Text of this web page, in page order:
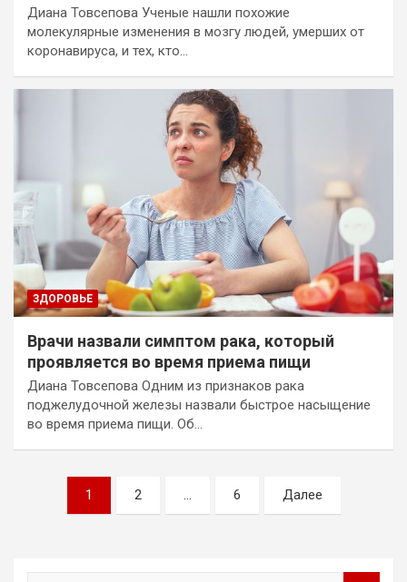
Диана Товсепова Ученые нашли похожие
молекулярные изменения в мозгу людей, умерших от
коронавируса, и тех, кто…
ЗДОРОВЬЕ
Врачи назвали симптом рака, который
проявляется во время приема пищи
Диана Товсепова Одним из признаков рака
поджелудочной железы назвали быстрое насыщение
во время приема пищи. Об…
Пагинация
записей
1 2 … 6 Далее